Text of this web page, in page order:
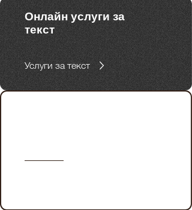
Онлайн услуги за
текст
Услуги за текст